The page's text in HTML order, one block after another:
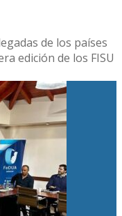
de los países
edición de los FISU